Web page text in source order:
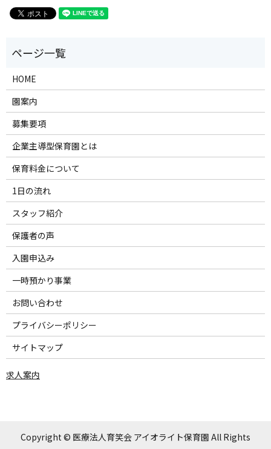
HOME
園案内
募集要項
企業主導型保育園とは
保育料金について
1日の流れ
スタッフ紹介
保護者の声
入園申込み
一時預かり事業
お問い合わせ
プライバシーポリシー
サイトマップ
求人案内
Copyright © 医療法人育笑会 アイオライト保育園 All Rights